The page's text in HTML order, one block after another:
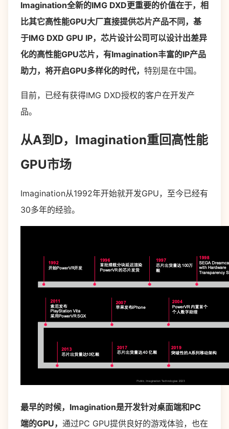
Imagination全新的IMG DXD更重要的价值在于，相
比其它高性能GPU大厂直接提供芯片产品不同，基
于IMG DXD GPU IP，芯片设计公司可以设计出差异
化的高性能GPU芯片，有Imagination丰富的IP产品
助力，将开启GPU多样化的时代， 特别是在中国。
目前，已经有获得IMG DXD授权的客户在开发产
品。
从A到D，Imagination重回高性能
GPU市场
Imagination从1992年开始就开发GPU，至今已经有
30多年的经验。
最早的时候，Imagination是开发针对桌面端和PC
端的GPU， 通过PC GPU提供良好的游戏体验，也在